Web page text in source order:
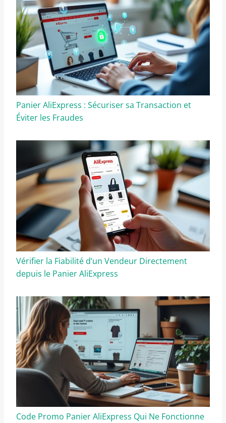
Panier AliExpress : Sécuriser sa Transaction et
Éviter les Fraudes
Vérifier la Fiabilité d’un Vendeur Directement
depuis le Panier AliExpress
Code Promo Panier AliExpress Qui Ne Fonctionne